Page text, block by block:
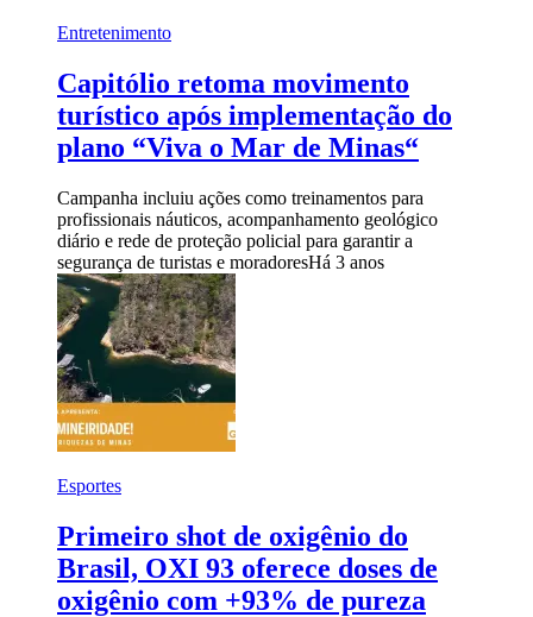
Entretenimento
Capitólio retoma movimento
turístico após implementação do
plano “Viva o Mar de Minas“
Campanha incluiu ações como treinamentos para
profissionais náuticos, acompanhamento geológico
diário e rede de proteção policial para garantir a
segurança de turistas e moradoresHá 3 anos
Esportes
Primeiro shot de oxigênio do
Brasil, OXI 93 oferece doses de
oxigênio com +93% de pureza